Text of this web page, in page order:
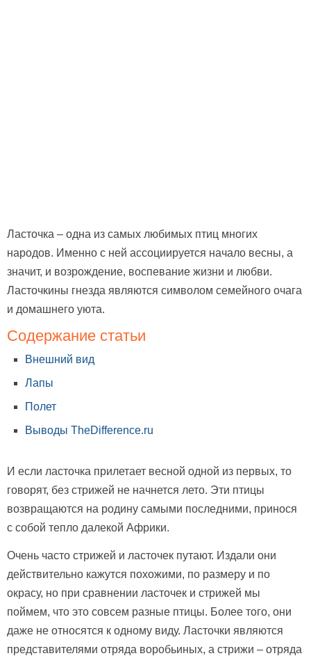
Ласточка – одна из самых любимых птиц многих
народов. Именно с ней ассоциируется начало весны, а
значит, и возрождение, воспевание жизни и любви.
Ласточкины гнезда являются символом семейного очага
и домашнего уюта.
Содержание статьи
Внешний вид
Лапы
Полет
Выводы TheDifference.ru
И если ласточка прилетает весной одной из первых, то
говорят, без стрижей не начнется лето. Эти птицы
возвращаются на родину самыми последними, принося
с собой тепло далекой Африки.
Очень часто стрижей и ласточек путают. Издали они
действительно кажутся похожими, по размеру и по
окрасу, но при сравнении ласточек и стрижей мы
поймем, что это совсем разные птицы. Более того, они
даже не относятся к одному виду. Ласточки являются
представителями отряда воробьиных, а стрижи – отряда